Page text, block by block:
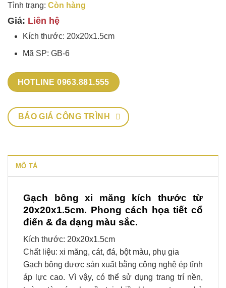
Tình trạng: Còn hàng
Giá: Liên hệ
Kích thước: 20x20x1.5cm
Mã SP: GB-6
HOTLINE 0963.881.555
BÁO GIÁ CÔNG TRÌNH
MÔ TẢ
Gạch bông xi măng kích thước từ
20x20x1.5cm. Phong cách họa tiết cổ
điển & đa dạng màu sắc.
Kích thước: 20x20x1.5cm
Chất liệu: xi măng, cát, đá, bột màu, phụ gia
Gạch bông được sản xuất bằng công nghệ ép tĩnh
áp lực cao. Vì vậy, có thể sử dụng trang trí nền,